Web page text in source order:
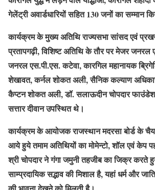
गेलेंट्री अवार्डधारियों सहित 130 जनों का सम्मान
कार्यक्रम के मुख्य अतिथि राज्यसभा सांसद एवं
प्रतापगढ़ी, विशिष्ट अतिथि के तौर पर मेजर
जनरल एस.पी.एस. कटेवा, कारगिल महानायक
शेखावत, कर्नल शोकत अली, सैनिक कल्याण
कैप्टन शोकत अली, डॉ. सलाऊदीन चोपदार
सत्तार दीवान उपस्थित थे।
कार्यक्रम के आयोजक राजस्थान मदरसा बोर्ड के
आये हुये तमाम अतिथियों का मोमेन्टो, शॉल एवं केप
श्री चोपदार ने गंगा जमुनी तहजीब का जिक्र करते
साम्प्रदायिक सद्भाव की मिशाल है, यहां धर्म और